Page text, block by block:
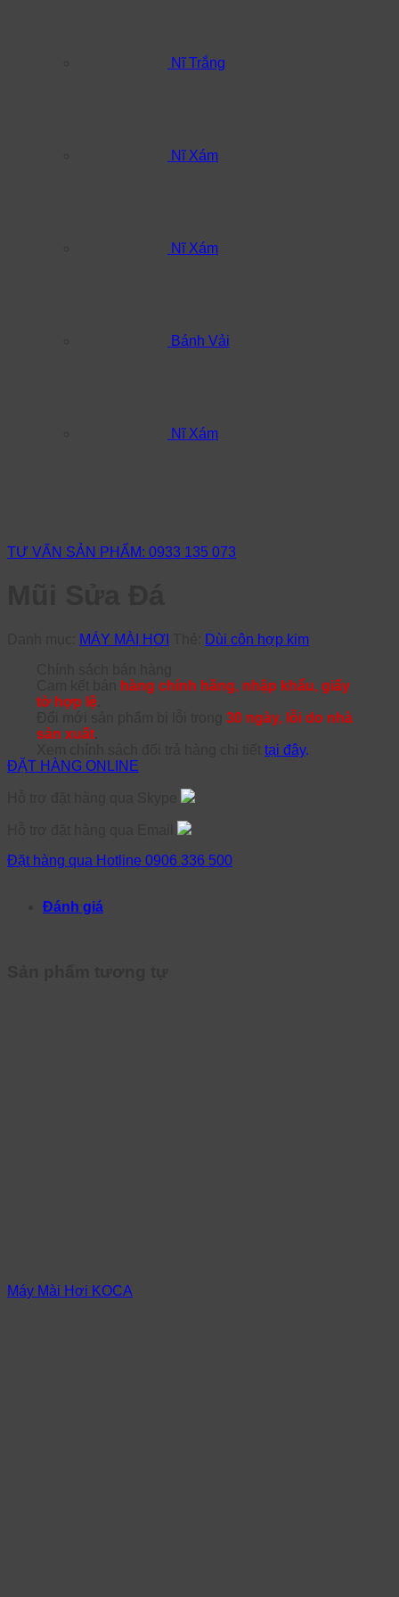
Nĩ Trắng
Nĩ Xám
Nĩ Xám
Bánh Vải
Nĩ Xám
TƯ VẤN SẢN PHẨM: 0933 135 073
MÁY MÀI HƠI
Dùi côn hợp kim
hàng chính hãng, nhập khẩu, giấy
tờ hợp lệ
30 ngày, lỗi do nhà
sản xuất
tại đây.
ĐẶT HÀNG ONLINE
Đặt hàng qua Hotline 0906 336 500
Đánh giá
Máy Mài Hơi KOCA